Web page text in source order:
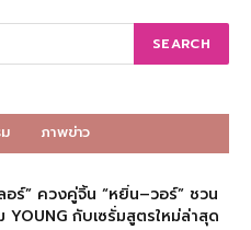
ภาพข่าว
อร์” ควงคู่จิ้น “หยิ่น–วอร์” ชวน
YOUNG กับเซรั่มสูตรใหม่ล่าสุด